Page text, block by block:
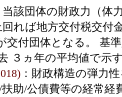
当該団体の財政力（体
れば地方交付税交付
交付団体となる。 基
３ヵ年の平均値で示
：財政構造の弾力
助/公債費等の経常経